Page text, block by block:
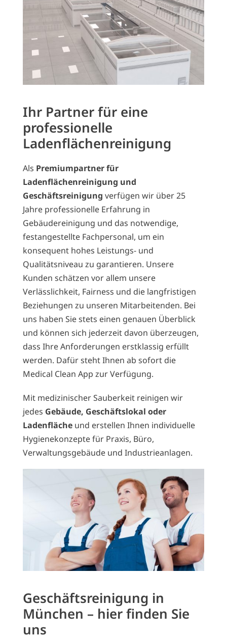
Ihr Partner für eine
professionelle
Ladenflächenreinigung
Als Premiumpartner für
Ladenflächenreinigung und
Geschäftsreinigung verfügen wir über 25
Jahre professionelle Erfahrung in
Gebäudereinigung und das notwendige,
festangestellte Fachpersonal, um ein
konsequent hohes Leistungs- und
Qualitätsniveau zu garantieren. Unsere
Kunden schätzen vor allem unsere
Verlässlichkeit, Fairness und die langfristigen
Beziehungen zu unseren Mitarbeitenden. Bei
uns haben Sie stets einen genauen Überblick
und können sich jederzeit davon überzeugen,
dass Ihre Anforderungen erstklassig erfüllt
werden. Dafür steht Ihnen ab sofort die
Medical Clean App zur Verfügung.
Mit medizinischer Sauberkeit reinigen wir
jedes Gebäude, Geschäftslokal oder
Ladenflächeund erstellen Ihnen individuelle
Hygienekonzepte für Praxis, Büro,
Verwaltungsgebäude und Industrieanlagen.
Geschäftsreinigung in
München – hier finden Sie
uns